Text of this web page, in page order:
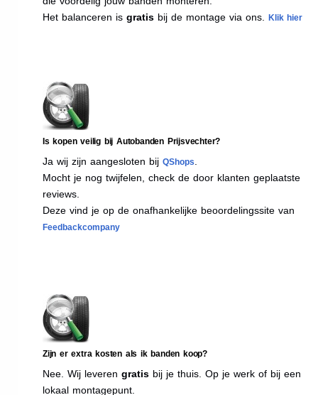
Het balanceren is gratis bij de montage via ons. Klik hier
Is kopen veilig bij Autobanden Prijsvechter?
Ja wij zijn aangesloten bij QShops
Mocht je nog twijfelen, check de door klanten geplaatste
reviews.
Deze vind je op de onafhankelijke beoordelingssite van
Feedbackcompany
Zijn er extra kosten als ik banden koop?
Nee. Wij leveren gratis bij je thuis. Op je werk of bij een
lokaal montagepunt.